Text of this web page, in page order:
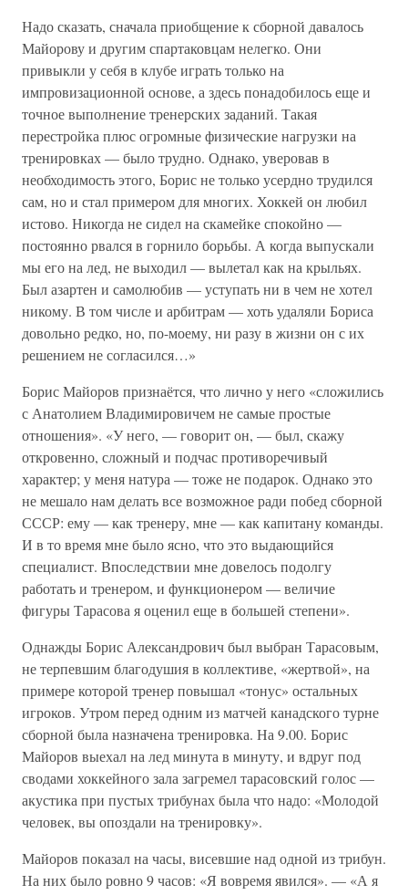
Надо сказать, сначала приобщение к сборной давалось
Майорову и другим спартаковцам нелегко. Они
привыкли у себя в клубе играть только на
импровизационной основе, а здесь понадобилось еще и
точное выполнение тренерских заданий. Такая
перестройка плюс огромные физические нагрузки на
тренировках — было трудно. Однако, уверовав в
необходимость этого, Борис не только усердно трудился
сам, но и стал примером для многих. Хоккей он любил
истово. Никогда не сидел на скамейке спокойно —
постоянно рвался в горнило борьбы. А когда выпускали
мы его на лед, не выходил — вылетал как на крыльях.
Был азартен и самолюбив — уступать ни в чем не хотел
никому. В том числе и арбитрам — хоть удаляли Бориса
довольно редко, но, по-моему, ни разу в жизни он с их
решением не согласился…»
Борис Майоров признаётся, что лично у него «сложились
с Анатолием Владимировичем не самые простые
отношения». «У него, — говорит он, — был, скажу
откровенно, сложный и подчас противоречивый
характер; у меня натура — тоже не подарок. Однако это
не мешало нам делать все возможное ради побед сборной
СССР: ему — как тренеру, мне — как капитану команды.
И в то время мне было ясно, что это выдающийся
специалист. Впоследствии мне довелось подолгу
работать и тренером, и функционером — величие
фигуры Тарасова я оценил еще в большей степени».
Однажды Борис Александрович был выбран Тарасовым,
не терпевшим благодушия в коллективе, «жертвой», на
примере которой тренер повышал «тонус» остальных
игроков. Утром перед одним из матчей канадского турне
сборной была назначена тренировка. На 9.00. Борис
Майоров выехал на лед минута в минуту, и вдруг под
сводами хоккейного зала загремел тарасовский голос —
акустика при пустых трибунах была что надо: «Молодой
человек, вы опоздали на тренировку».
Майоров показал на часы, висевшие над одной из трибун.
На них было ровно 9 часов: «Я вовремя явился». — «А я